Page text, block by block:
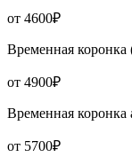
от 4600₽
Временная коронка
от 4900₽
Временная коронка
от 5700₽